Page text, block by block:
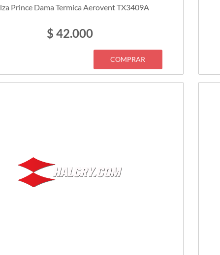
Prince Dama Termica Aerovent TX3409A
$ 42.000
COMPRAR